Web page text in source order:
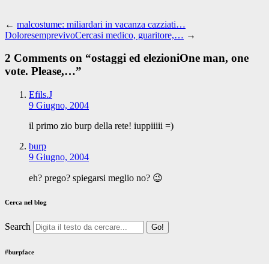
← malcostume: miliardari in vacanza cazziati…
DoloresemprevivoCercasi medico, guaritore,… →
2 Comments on “ostaggi ed elezioniOne man, one
vote. Please,…”
Efils.J
9 Giugno, 2004
il primo zio burp della rete! iuppiiiii =)
burp
9 Giugno, 2004
eh? prego? spiegarsi meglio no? 😉
Cerca nel blog
Search
#burpface